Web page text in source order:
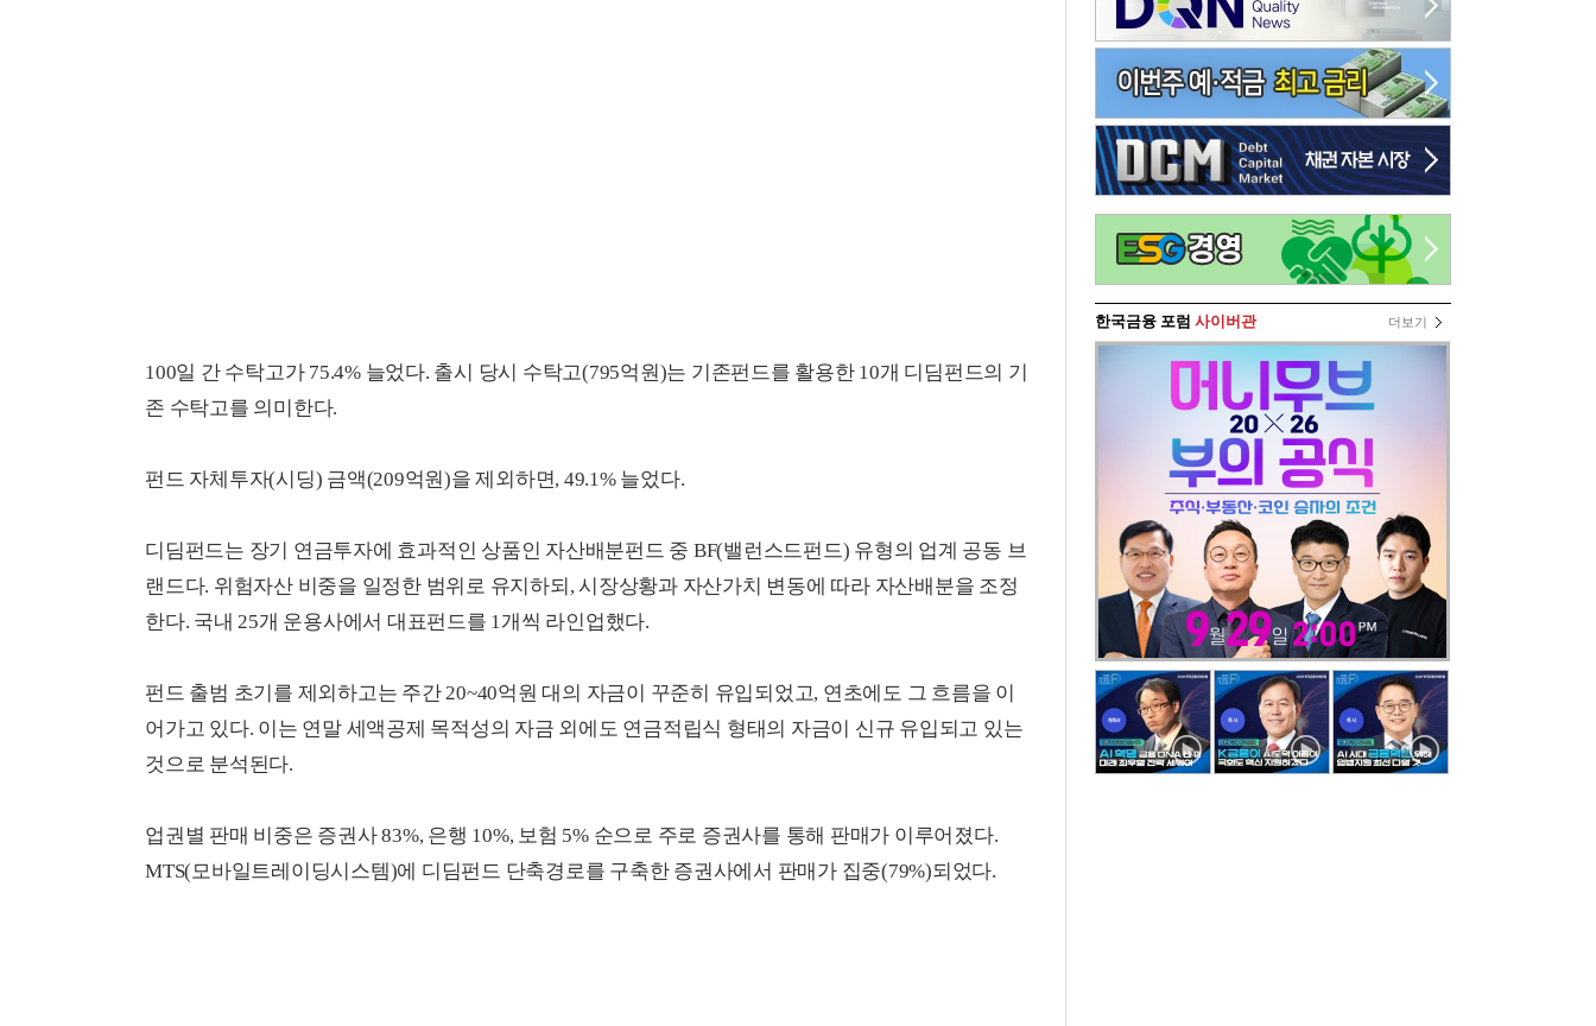
100일 간 수탁고가 75.4% 늘었다. 출시 당시 수탁고(795억원)는 기존펀드를 활용한 10개 디딤펀드의 기
존 수탁고를 의미한다.
펀드 자체투자(시딩) 금액(209억원)을 제외하면, 49.1% 늘었다.
디딤펀드는 장기 연금투자에 효과적인 상품인 자산배분펀드 중 BF(밸런스드펀드) 유형의 업계 공동 브
랜드다. 위험자산 비중을 일정한 범위로 유지하되, 시장상황과 자산가치 변동에 따라 자산배분을 조정
한다. 국내 25개 운용사에서 대표펀드를 1개씩 라인업했다.
펀드 출범 초기를 제외하고는 주간 20~40억원 대의 자금이 꾸준히 유입되었고, 연초에도 그 흐름을 이
어가고 있다. 이는 연말 세액공제 목적성의 자금 외에도 연금적립식 형태의 자금이 신규 유입되고 있는
것으로 분석된다.
업권별 판매 비중은 증권사 83%, 은행 10%, 보험 5% 순으로 주로 증권사를 통해 판매가 이루어졌다.
MTS(모바일트레이딩시스템)에 디딤펀드 단축경로를 구축한 증권사에서 판매가 집중(79%)되었다.
한국금융 포럼 사이버관 더보기